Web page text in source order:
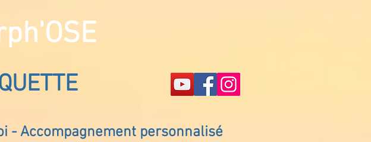
- Accompagnement personnalisé